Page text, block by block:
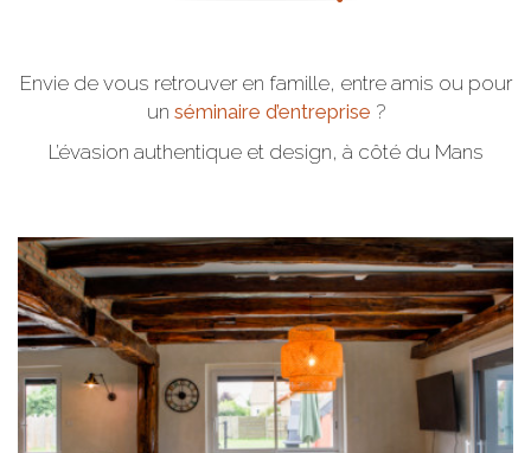
Envie de vous retrouver en famille, entre amis ou pour
un séminaire d’entreprise ?
L’évasion authentique et design, à côté du Mans
Tout sur le gîte
Bâtie sur une ancienne fermette et ses dépendances, La
Cointise est un lieu atypique, alliant authenticité et
modernité, dans un environnement calme et champêtre,
mais non isolé.
Le
gîte
offre une expérience unique lors de
rassemblement de taille moyenne (capacité de 15